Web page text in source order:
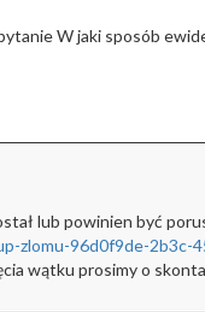
W jaki sposób
lub powinien być
zlomu-96d0f9de-2b3c-
wątku prosimy o